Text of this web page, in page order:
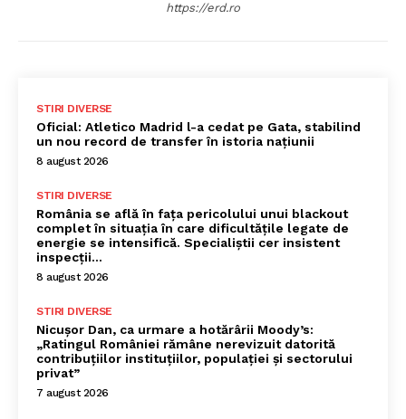
https://erd.ro
STIRI DIVERSE
Oficial: Atletico Madrid l-a cedat pe Gata, stabilind
un nou record de transfer în istoria națiunii
8 august 2026
STIRI DIVERSE
România se află în fața pericolului unui blackout
complet în situația în care dificultățile legate de
energie se intensifică. Specialiștii cer insistent
inspecții…
8 august 2026
STIRI DIVERSE
Nicușor Dan, ca urmare a hotărârii Moody’s:
„Ratingul României rămâne nerevizuit datorită
contribuțiilor instituțiilor, populației și sectorului
privat”
7 august 2026